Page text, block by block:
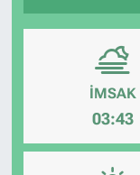
İMSAK
03:43